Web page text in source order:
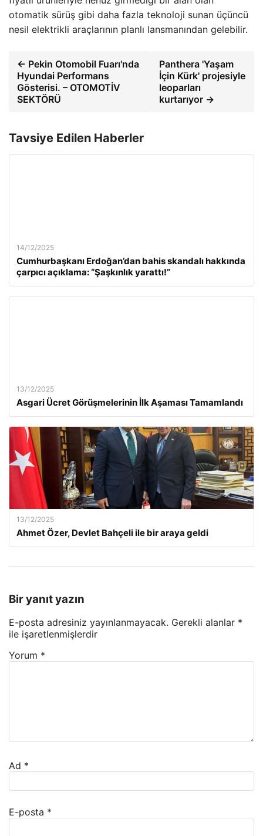
otomatik sürüş gibi daha fazla teknoloji sunan üçüncü
nesil elektrikli araçlarının planlı lansmanından gelebilir.
← Pekin Otomobil Fuarı'nda
Hyundai Performans
Gösterisi. – OTOMOTİV
SEKTÖRÜ
Panthera 'Yaşam
İçin Kürk' projesiyle
leoparları
kurtarıyor →
Tavsiye Edilen Haberler
14/12/2025
Cumhurbaşkanı Erdoğan’dan bahis skandalı hakkında
çarpıcı açıklama: “Şaşkınlık yarattı!”
13/12/2025
Asgari Ücret Görüşmelerinin İlk Aşaması Tamamlandı
13/12/2025
Ahmet Özer, Devlet Bahçeli ile bir araya geldi
Bir yanıt yazın
E-posta adresiniz yayınlanmayacak. Gerekli alanlar *
ile işaretlenmişlerdir
Yorum *
Ad *
E-posta *